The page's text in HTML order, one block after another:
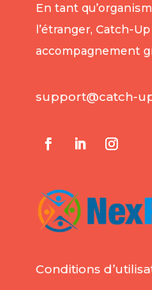
En tant
l’étranger, Catch-
accompagnement
support@catch-
Conditions